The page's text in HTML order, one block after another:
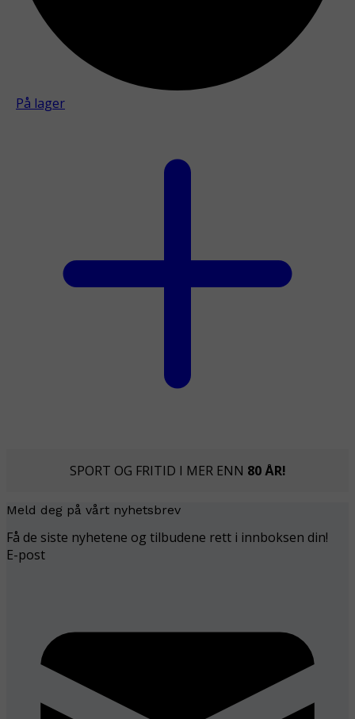
På lager
SPORT OG FRITID I MER ENN 80 ÅR!
Meld deg på vårt nyhetsbrev
Få de siste nyhetene og tilbudene rett i innboksen din!
E-post